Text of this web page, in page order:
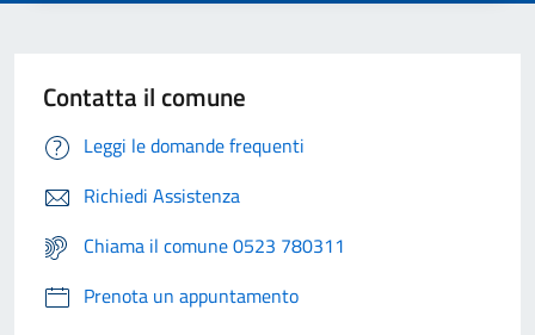
Contatta il comune
Leggi le domande frequenti
Richiedi Assistenza
Chiama il comune 0523 780311
Prenota un appuntamento